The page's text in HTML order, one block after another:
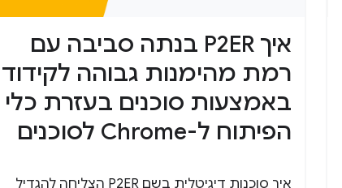
איך P2ER בנתה סביבה עם
רמת מהימנות גבוהה לקידוד
באמצעות סוכנים בעזרת כלי
הפיתוח ל-Chrome לסוכנים
איך סוכנות דיגיטלית בשם P2ER הצליחה להגדיל